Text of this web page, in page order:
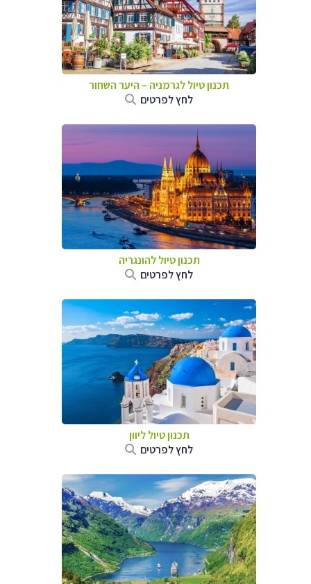
תכנון טיול לגרמניה – היער השחור
לחץ לפרטים
תכנון טיול להונגריה
לחץ לפרטים
תכנון טיול ליוון
לחץ לפרטים